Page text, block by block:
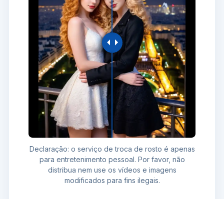
Declaração: o serviço de troca de rosto é apenas
para entretenimento pessoal. Por favor, não
distribua nem use os vídeos e imagens
modificados para fins ilegais.